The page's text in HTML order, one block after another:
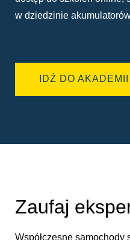
w dziedzinie
IDŹ DO
Zaufaj
Współczesne samochody